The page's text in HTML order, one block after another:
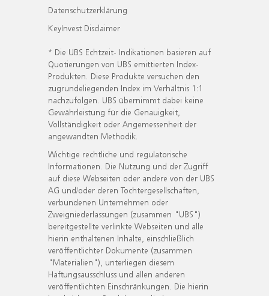
Datenschutzerklärung
KeyInvest Disclaimer
* Die UBS Echtzeit- Indikationen basieren auf
Quotierungen von UBS emittierten Index-
Produkten. Diese Produkte versuchen den
zugrundeliegenden Index im Verhältnis 1:1
nachzufolgen. UBS übernimmt dabei keine
Gewährleistung für die Genauigkeit,
Vollständigkeit oder Angemessenheit der
angewandten Methodik.
Wichtige rechtliche und regulatorische
Informationen. Die Nutzung und der Zugriff
auf diese Webseiten oder andere von der UBS
AG und/oder deren Tochtergesellschaften,
verbundenen Unternehmen oder
Zweigniederlassungen (zusammen "UBS")
bereitgestellte verlinkte Webseiten und alle
hierin enthaltenen Inhalte, einschließlich
veröffentlichter Dokumente (zusammen
"Materialien"), unterliegen diesem
Haftungsausschluss und allen anderen
veröffentlichten Einschränkungen. Die hierin